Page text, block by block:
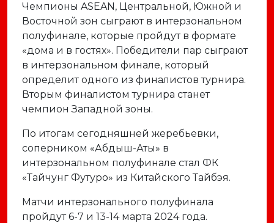
Чемпионы ASEAN, Центральной, Южной и
Восточной зон сыграют в интерзональном
полуфинале, которые пройдут в формате
«дома и в гостях». Победители пар сыграют
в интерзональном финале, который
определит одного из финалистов турнира.
Вторым финалистом турнира станет
чемпион Западной зоны.
По итогам сегодняшней жеребьевки,
соперником «Абдыш-Аты» в
интерзональном полуфинале стал ФК
«Тайчунг Футуро» из Китайского Тайбэя.
Матчи интерзонального полуфинала
пройдут 6-7 и 13-14 марта 2024 года.